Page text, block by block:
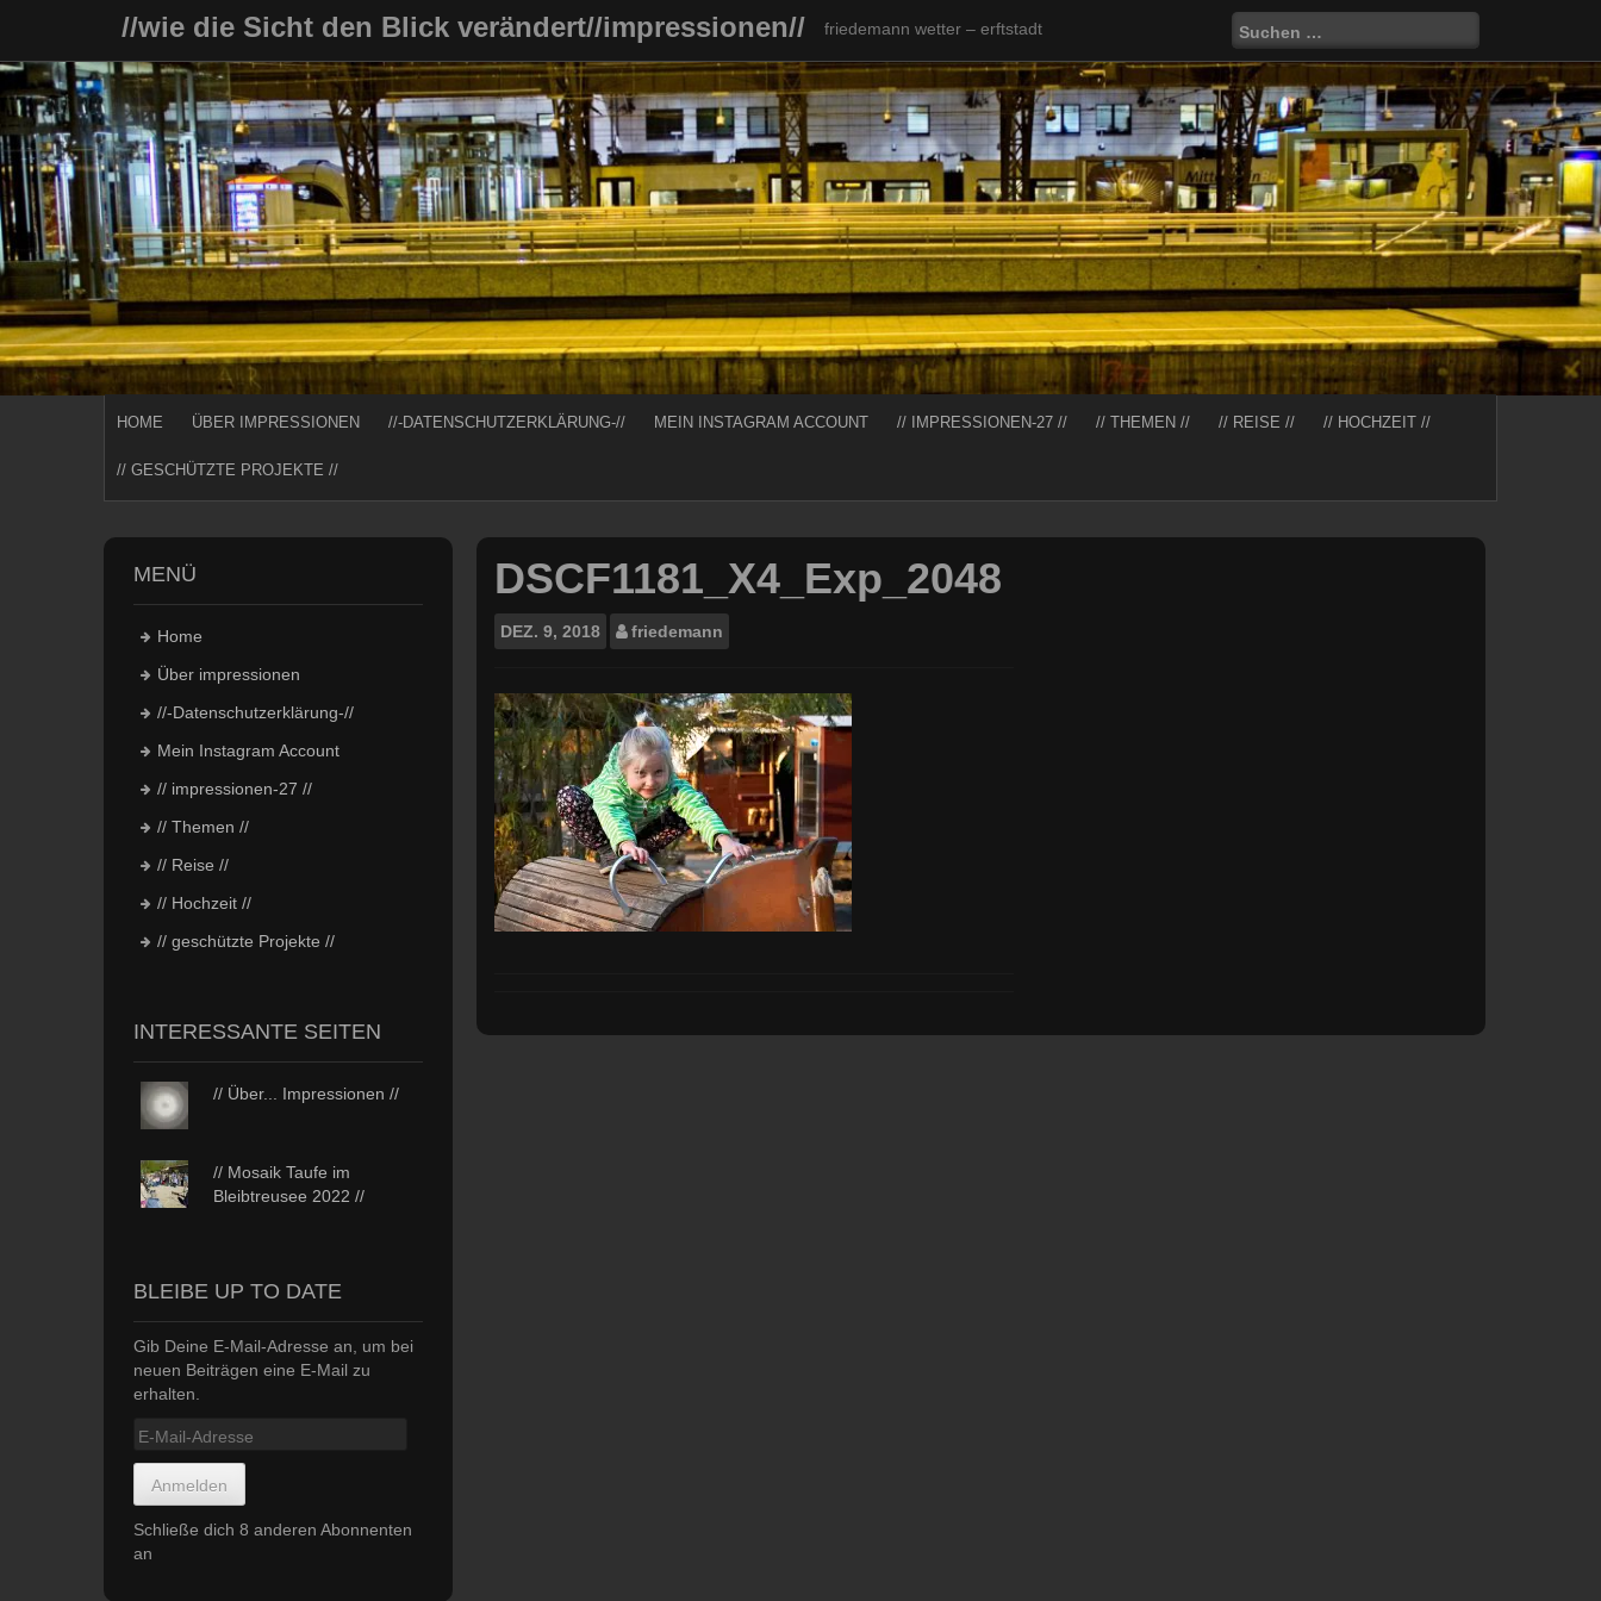
content
//wie die Sicht den Blick verändert//impressionen// friedemann wetter – erftstadt
Suchen
nach:
HOME ÜBER IMPRESSIONEN //-DATENSCHUTZERKLÄRUNG-// MEIN INSTAGRAM ACCOUNT // IMPRESSIONEN-27 // // THEMEN // // REISE // // HOCHZEIT //
// GESCHÜTZTE PROJEKTE //
DSCF1181_X4_Exp_2048
DEZ. 9, 2018 friedemann
MENÜ
Home
Über impressionen
//-Datenschutzerklärung-//
Mein Instagram Account
// impressionen-27 //
// Themen //
// Reise //
// Hochzeit //
// geschützte Projekte //
INTERESSANTE SEITEN
// Über... Impressionen //
// Mosaik Taufe im
Bleibtreusee 2022 //
BLEIBE UP TO DATE
Gib Deine E-Mail-Adresse an, um bei
neuen Beiträgen eine E-Mail zu
erhalten.
E-
Adresse
Anmelden
Schließe dich 8 anderen Abonnenten
an